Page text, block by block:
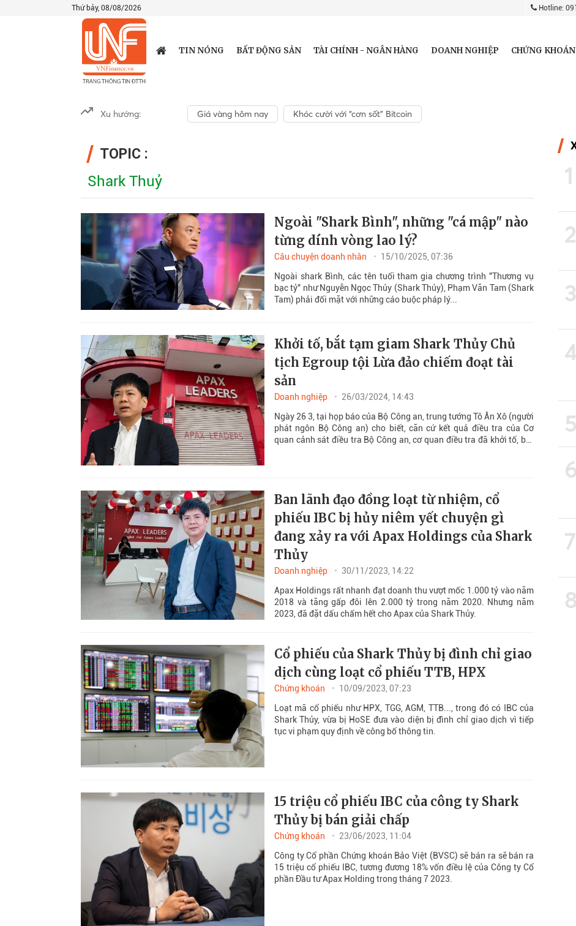
Thứ bảy, 08/08/2026 Hotline:
TIN NÓNG BẤT ĐỘNG SẢN TÀI CHÍNH - NGÂN HÀNG DOANH NGHIỆP CHỨNG KHOÁN
Xu hướng: Giá vàng hôm nay Khóc cười với “cơn sốt” Bitcoin
TOPIC :
Shark Thuỷ
Ngoài "Shark Bình", những "cá mập" nào
từng dính vòng lao lý?
Câu chuyện doanh nhân
15/10/2025, 07:36
Ngoài shark Bình, các tên tuổi tham gia chương trình "Thương vụ
bạc tỷ" như Nguyễn Ngọc Thủy (Shark Thủy), Phạm Văn Tam (Shark
Tam) phải đối mặt với những cáo buộc pháp lý...
Khởi tố, bắt tạm giam Shark Thủy Chủ
tịch Egroup tội Lừa đảo chiếm đoạt tài
sản
Doanh nghiệp
26/03/2024, 14:43
Ngày 26 3, tại họp báo của Bộ Công an, trung tướng Tô Ân Xô (người
phát ngôn Bộ Công an) cho biết, căn cứ kết quả điều tra của Cơ
quan cảnh sát điều tra Bộ Công an, cơ quan điều tra đã khởi tố, bắt
Ban lãnh đạo đồng loạt từ nhiệm, cổ
phiếu IBC bị hủy niêm yết chuyện gì
đang xảy ra với Apax Holdings của Shark
Thủy
Doanh nghiệp
30/11/2023, 14:22
Apax Holdings rất nhanh đạt doanh thu vượt mốc 1.000 tỷ vào năm
2018 và tăng gấp đôi lên 2.000 tỷ trong năm 2020. Nhưng năm
2023, đã đặt dấu chấm hết cho Apax của Shark Thủy.
Cổ phiếu của Shark Thủy bị đình chỉ giao
dịch cùng loạt cổ phiếu TTB, HPX
Chứng khoán
10/09/2023, 07:23
Loạt mã cổ phiếu như HPX, TGG, AGM, TTB..., trong đó có IBC của
Shark Thủy, vừa bị HoSE đưa vào diện bị đình chỉ giao dịch vì tiếp
tục vi phạm quy định về công bố thông tin.
15 triệu cổ phiếu IBC của công ty Shark
Thủy bị bán giải chấp
Chứng khoán
23/06/2023, 11:04
Công ty Cổ phần Chứng khoán Bảo Việt (BVSC) sẽ bán ra sẽ bán ra
15 triệu cổ phiếu IBC, tương đương 18% vốn điều lệ của Công ty Cổ
phần Đầu tư Apax Holding trong tháng 7 2023.
1
2
3
4
5
6
7
8